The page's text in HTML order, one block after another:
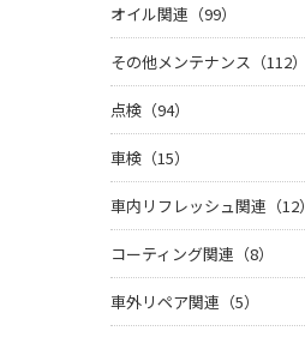
オイル関連（99）
その他メンテナンス（112）
点検（94）
車検（15）
車内リフレッシュ関連（12）
コーティング関連（8）
車外リペア関連（5）